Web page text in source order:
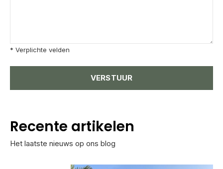
* Verplichte velden
VERSTUUR
Recente artikelen
Het laatste nieuws op ons blog